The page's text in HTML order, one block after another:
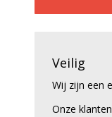
Veilig
Wij zijn een
Onze